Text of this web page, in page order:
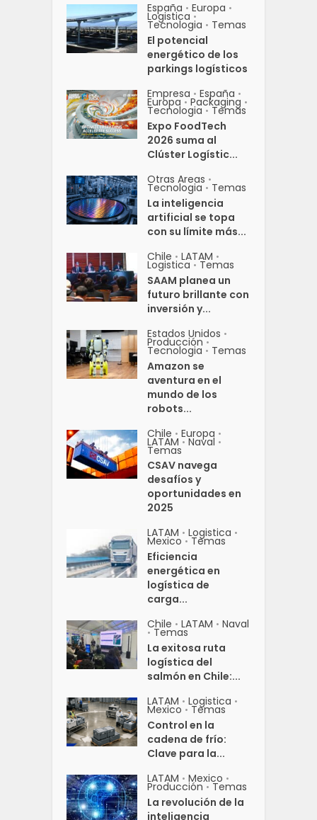
España • Europa •
Logistica •
Tecnologia • Temas
El potencial
energético de los
parkings logísticos
Empresa • España •
Europa • Packaging •
Tecnologia • Temas
Expo FoodTech
2026 suma al
Clúster Logístic...
Otras Areas •
Tecnologia • Temas
La inteligencia
artificial se topa
con su límite más...
Chile • LATAM •
Logistica • Temas
SAAM planea un
futuro brillante con
inversión y...
Estados Unidos •
Producción •
Tecnologia • Temas
Amazon se
aventura en el
mundo de los
robots...
Chile • Europa •
LATAM • Naval •
Temas
CSAV navega
desafíos y
oportunidades en
2025
LATAM • Logistica •
Mexico • Temas
Eficiencia
energética en
logística de
carga...
Chile • LATAM • Naval
• Temas
La exitosa ruta
logística del
salmón en Chile:...
LATAM • Logistica •
Mexico • Temas
Control en la
cadena de frío:
Clave para la...
LATAM • Mexico •
Producción • Temas
La revolución de la
inteligencia